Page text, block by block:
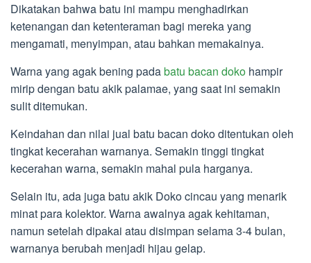
Dikatakan bahwa batu ini mampu menghadirkan
ketenangan dan ketenteraman bagi mereka yang
mengamati, menyimpan, atau bahkan memakainya.
Warna yang agak bening padabatu bacan doko hampir
mirip dengan batu akik palamae, yang saat ini semakin
sulit ditemukan.
Keindahan dan nilai jual batu bacan doko ditentukan oleh
tingkat kecerahan warnanya. Semakin tinggi tingkat
kecerahan warna, semakin mahal pula harganya.
Selain itu, ada juga batu akik Doko cincau yang menarik
minat para kolektor. Warna awalnya agak kehitaman,
namun setelah dipakai atau disimpan selama 3-4 bulan,
warnanya berubah menjadi hijau gelap.